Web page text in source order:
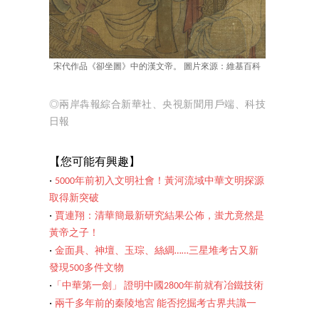
宋代作品《卻坐圖》中的漢文帝。 圖片來源：維基百科
◎兩岸犇報綜合新華社、央視新聞用戶端、科技
日報
【您可能有興趣】
‧ 5000年前初入文明社會！黃河流域中華文明探源
取得新突破
‧ 賈連翔：清華簡最新研究結果公佈，蚩尤竟然是
黃帝之子！
‧ 金面具、神壇、玉琮、絲綢……三星堆考古又新
發現500多件文物
‧ 「中華第一劍」 證明中國2800年前就有冶鐵技術
‧ 兩千多年前的秦陵地宮 能否挖掘考古界共識一